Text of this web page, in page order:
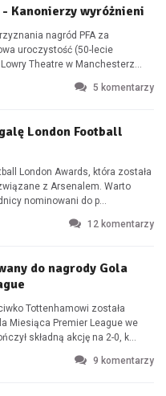
- Kanonierzy wyróżnieni
nagród PFA za
uroczystość (50-lecie
Theatre w Manchesterz...
5 komentarzy
London Football
London Awards, która została
z Arsenalem. Warto
nominowani do p...
12 komentarzy
do nagrody Gola
Tottenhamowi została
Miesiąca Premier League we
składną akcję na 2-0, k...
9 komentarzy